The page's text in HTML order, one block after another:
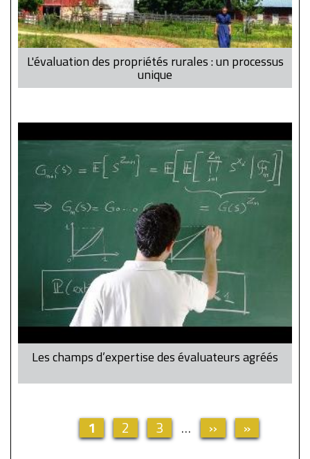
L'évaluation des propriétés rurales : un processus
unique
Les champs d’expertise des évaluateurs agréés
Current
page
1 Page
2 Page
3 …
Next
page
››
Last
page
»